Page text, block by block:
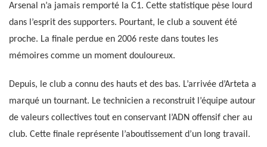
Arsenal n’a jamais remporté la C1. Cette statistique pèse lourd
dans l’esprit des supporters. Pourtant, le club a souvent été
proche. La finale perdue en 2006 reste dans toutes les
mémoires comme un moment douloureux.
Depuis, le club a connu des hauts et des bas. L’arrivée d’Arteta a
marqué un tournant. Le technicien a reconstruit l’équipe autour
de valeurs collectives tout en conservant l’ADN offensif cher au
club. Cette finale représente l’aboutissement d’un long travail.